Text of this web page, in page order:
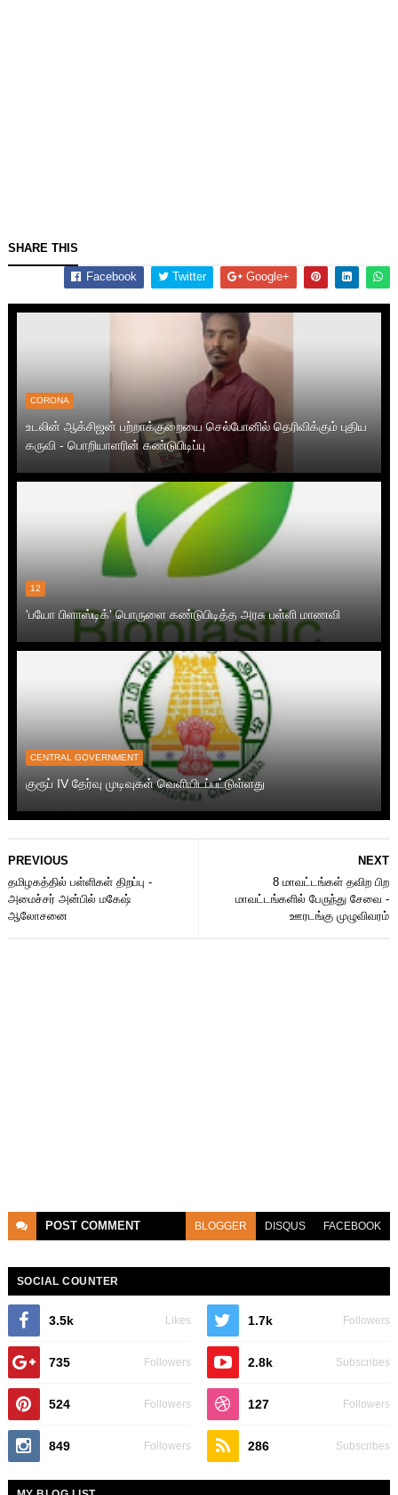
SHARE THIS
Facebook Twitter Google+
CORONA
உடலின் ஆக்சிஜன் பற்றாக்குறையை செல்போனில் தெரிவிக்கும் புதிய
கருவி - பொறியாளரின் கண்டுபிடிப்பு
12
'பயோ பிளாஸ்டிக்' பொருளை கண்டுபிடித்த அரசு பள்ளி மாணவி
CENTRAL GOVERNMENT
குரூப் IV தேர்வு முடிவுகள் வெளியிடப்பட்டுள்ளது
NEXT
8 மாவட்டங்கள் தவிற பிற
மாவட்டங்களில் பேருந்து சேவை -
ஊரடங்கு முழுவிவரம்
PREVIOUS
தமிழகத்தில் பள்ளிகள் திறப்பு -
அமைச்சர் அன்பில் மகேஷ்
ஆலோசனை
POST COMMENT BLOGGER DISQUS FACEBOOK
SOCIAL COUNTER
3.5k Likes 1.7k Followers
735 Followers 2.8k Subscribes
524 Followers 127 Followers
849 Followers 286 Subscribes